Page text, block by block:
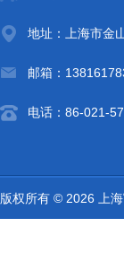
地址：上海市金
邮箱：
电话：86-021-
版权所有 © 2026 上